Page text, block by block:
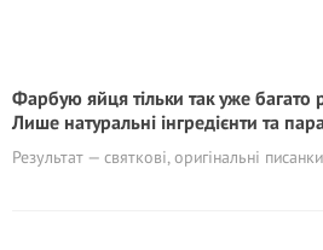
Фарбую яйця тільки так уже багато
Лише натуральні інгредієнти та
Результат — святкові, оригінальні писанки